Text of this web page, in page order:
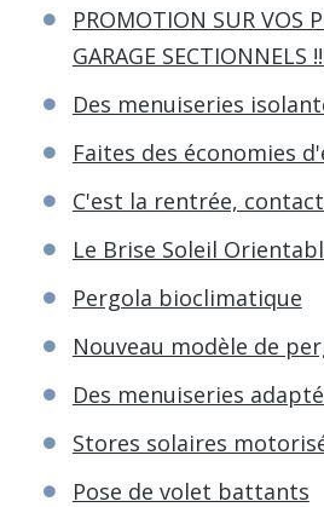
PROMOTION SUR VOS
GARAGE SECTIONNELS
Des menuiseries
Faites des économies
C'est la rentrée,
Le Brise Soleil
Pergola bioclimatique
Nouveau modèle de
Des menuiseries
Stores solaires
Pose de volet battants